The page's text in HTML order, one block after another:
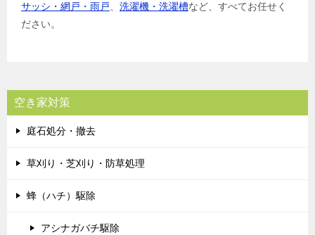
サッシ・網戸・雨戸、 洗濯機・洗濯槽など、すべてお任せく
ださい。
空き家対策
庭石処分・撤去
草刈り・芝刈り・防草処理
蜂（ハチ）駆除
アシナガバチ駆除